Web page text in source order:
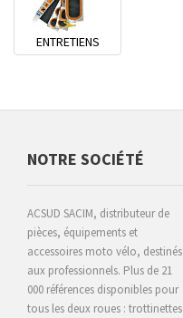
ENTRETIENS
NOTRE SOCIÉTÉ
ACSUD SACIM, distributeur de
pièces, équipements et
accessoires moto vélo, destinés
aux professionnels. Plus de 21
000 références disponibles pour
tous les deux roues : trottinettes